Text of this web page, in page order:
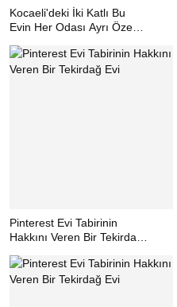
Kocaeli'deki İki Katlı Bu
Evin Her Odası Ayrı Özene
Pinterest Evi Tabirinin
Hakkını Veren Bir Tekirdağ